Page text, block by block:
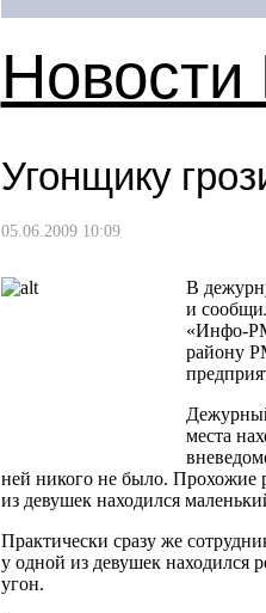
Угонщику
05.06.2009 10:09
В
и
«Инфо-
району
места
ней никого не было. Прохожие
из девушек находился
Практически сразу же
у одной из девушек находился
угон.